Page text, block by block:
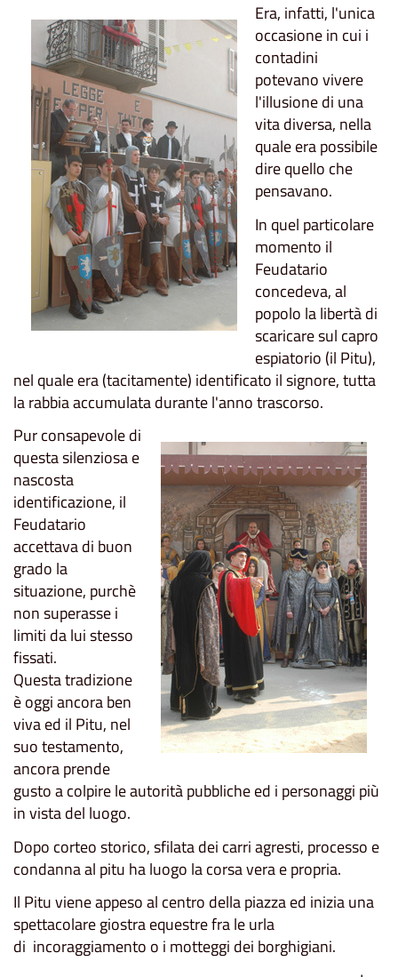
Era, infatti, l'unica
occasione in cui i
contadini
potevano vivere
l'illusione di una
vita diversa, nella
quale era possibile
dire quello che
pensavano.
In quel particolare
momento il
Feudatario
concedeva, al
popolo la libertà di
scaricare sul capro
espiatorio (il Pitu),
nel quale era (tacitamente) identificato il signore, tutta
la rabbia accumulata durante l'anno trascorso.
Pur consapevole di
questa silenziosa e
nascosta
identificazione, il
Feudatario
accettava di buon
grado la
situazione, purchè
non superasse i
limiti da lui stesso
fissati.
Questa tradizione
è oggi ancora ben
viva ed il Pitu, nel
suo testamento,
ancora prende
gusto a colpire le autorità pubbliche ed i personaggi più
in vista del luogo.
Dopo corteo storico, sfilata dei carri agresti, processo e
condanna al pitu ha luogo la corsa vera e propria.
Il Pitu viene appeso al centro della piazza ed inizia una
spettacolare giostra equestre fra le urla
di incoraggiamento o i motteggi dei borghigiani.